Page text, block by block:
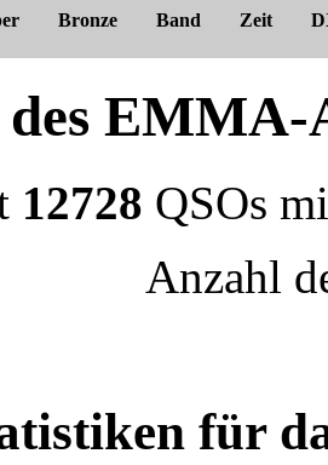
Bronze Band Zeit
12728 QSOs
Anzahl
für